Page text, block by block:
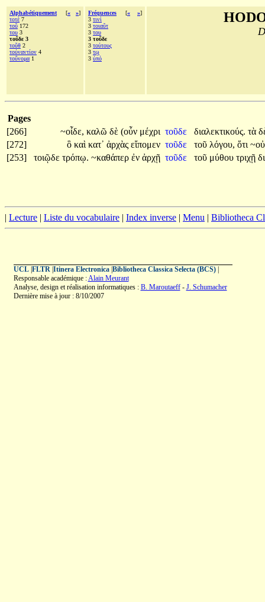
Alphabétiquement [« »]
τοτὲ 7
τοῦ 172
του 3
τοῦδε 3
τοῦθ 2
τοὐναντίον 4
τοὔνομα 1
Fréquences [« »]
3 τινὶ
3 τοιαῦτ
3 του
3 τοῦδε
3 τούτους
3 τῳ
3 ὑπό
Pages
[266]
~οἶδε, καλῶ δὲ (οὖν μέχρι τοῦδε διαλεκτικούς. τὰ
[272]
ὃ καὶ κατ᾽ ἀρχὰς εἴπομεν τοῦδε τοῦ λόγου, ὅτι
[253]
τοιῷδε τρόπῳ. ~καθάπερ ἐν ἀρχῇ τοῦδε τοῦ μύθου τριχῇ
| Lecture | Liste du vocabulaire | Index inverse | Menu | Bibliotheca
UCL| FLTR| Itinera Electronica| Bibliotheca Classica Selecta (BCS)|
Responsable académique :Alain Meurant
Analyse, design et réalisation informatiques : B. Maroutaeff- J. Schumacher
Dernière mise à jour : 8/10/2007